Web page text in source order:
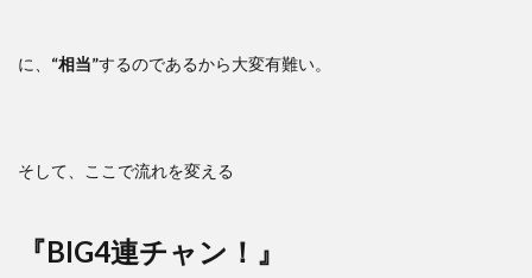
に、 “相当”するのであるから大変有難い。
そして、ここで流れを変える
『BIG4連チャン！』